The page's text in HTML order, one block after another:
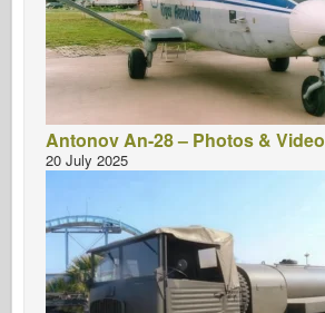
Antonov An-28 – Photos & Video
20 July 2025